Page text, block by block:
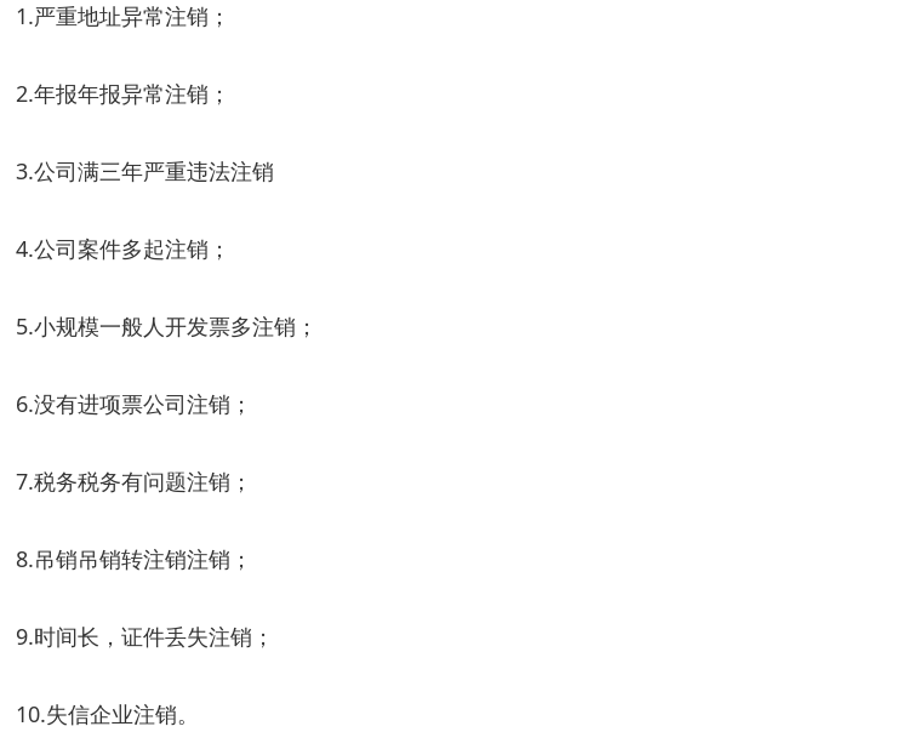
1.严重地址异常注销；
2.年报年报异常注销；
3.公司满三年严重违法注销
4.公司案件多起注销；
5.小规模一般人开发票多注销；
6.没有进项票公司注销；
7.税务税务有问题注销；
8.吊销吊销转注销注销；
9.时间长，证件丢失注销；
10.失信企业注销。